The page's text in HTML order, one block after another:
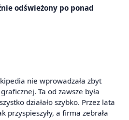
odświeżony po ponad
nie wprowadzała zbyt
Ta od zawsze była
działało szybko. Przez lata
przyspieszyły, a firma zebrała